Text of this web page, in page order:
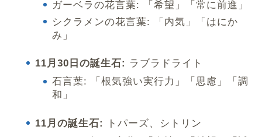
ガーベラの花言葉: 「希望」「常に前進」
シクラメンの花言葉: 「内気」「はにか
み」
11月30日の誕生石: ラブラドライト
石言葉: 「根気強い実行力」「思慮」「調
和」
11月の誕生石:
トパーズ、シトリン